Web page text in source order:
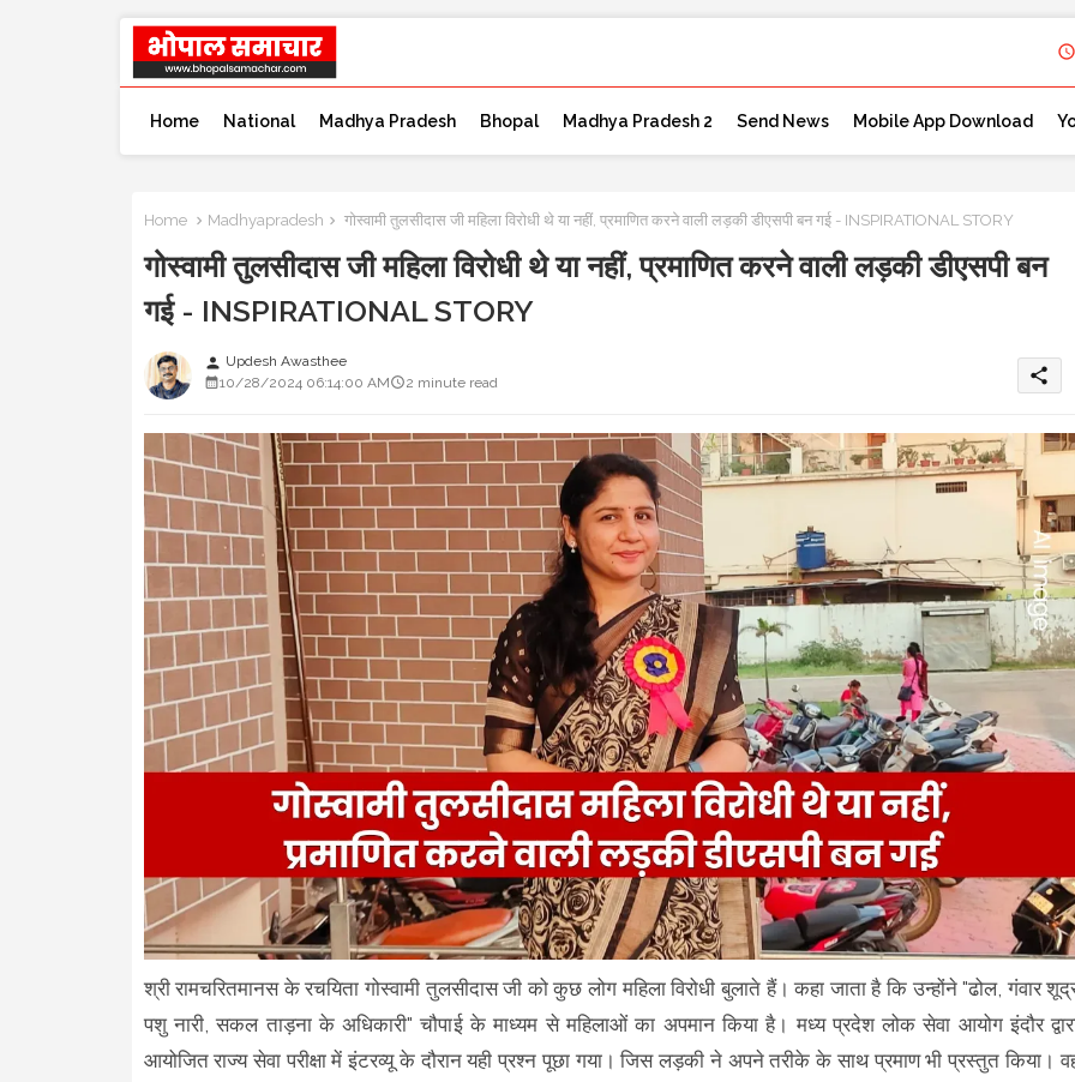
Home National Madhya Pradesh Bhopal Madhya Pradesh 2 Send News Mobile App Download
Home Madhyapradesh गोस्वामी तुलसीदास जी महिला विरोधी थे या नहीं, प्रमाणित करने वाली लड़की डीएसपी बन गई - INSPIRATIONAL STORY
गोस्वामी तुलसीदास जी महिला विरोधी थे या नहीं, प्रमाणित करने वाली लड़की डीएसपी बन
गई - INSPIRATIONAL STORY
person Updesh Awasthee
10/28/2024 06:14:00 AM
2 minute read share
श्री रामचरितमानस के रचयिता गोस्वामी तुलसीदास जी को कुछ लोग महिला विरोधी बुलाते हैं। कहा जाता है कि उन्होंने "ढोल, गंवार
पशु नारी, सकल ताड़ना के अधिकारी" चौपाई के माध्यम से महिलाओं का अपमान किया है। मध्य प्रदेश लोक सेवा आयोग इंदौर
आयोजित राज्य सेवा परीक्षा में इंटरव्यू के दौरान यही प्रश्न पूछा गया। जिस लड़की ने अपने तरीके के साथ प्रमाण भी प्रस्तुत किया।